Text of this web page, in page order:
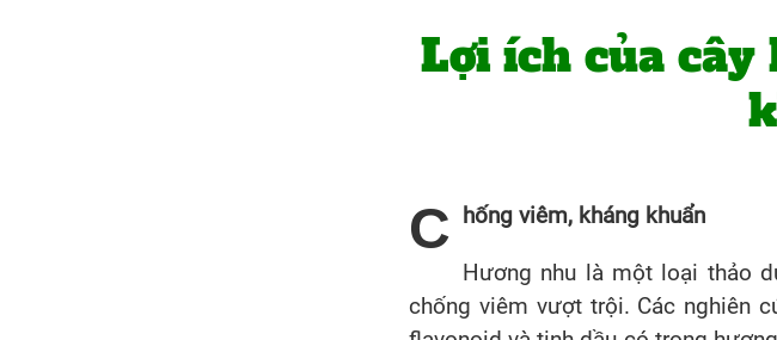
Lợi ích của cây
C hống viêm, kháng khuẩn
Hương nhu là một loại thảo
chống viêm vượt trội. Các nghiên